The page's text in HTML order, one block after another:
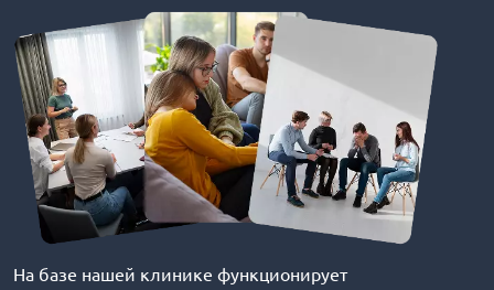
На базе нашей клинике функционирует